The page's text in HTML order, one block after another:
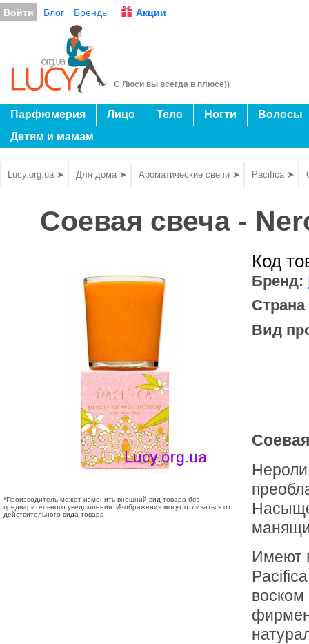
Войти Блог Бренды Акции
С Люси вы всегда в плюсе))
Парфюмерия Лицо Тело Ногти
Волосы
Детям и мамам
Lucy.org.ua ➤ Для дома ➤ Ароматические свечи ➤ Pacifica ➤
Соевая свеча -
*Производитель может изменить внешний вид товара без
предварительного уведомления. Изображения могут отличаться от
действительного вида товара
Код
Бренд:
Вид
Имеют